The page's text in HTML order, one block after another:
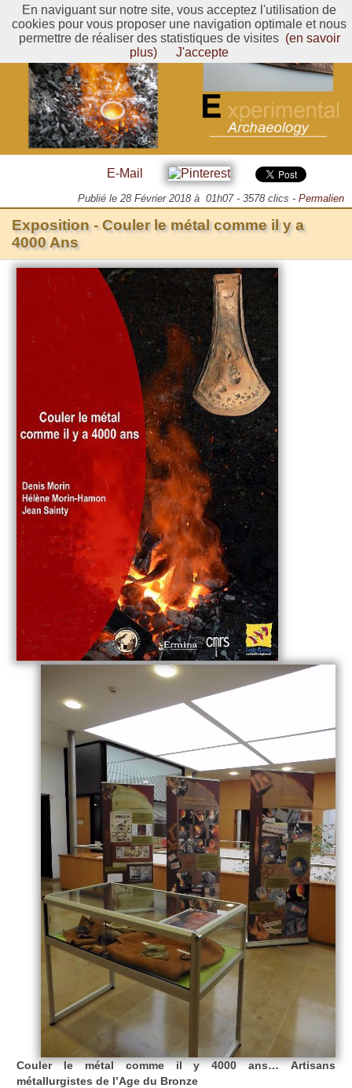
E-Mail
Publié le 28 Février 2018 à 01h07- 3578 clics - Permalien
Exposition - Couler le métal comme il y a
4000 Ans
Couler le métal comme il y 4000 ans…
Artisans
métallurgistes de l’Age du Bronze
En naviguant sur notre site, vous acceptez l'utilisation de
cookies pour vous proposer une navigation optimale et nous
permettre de réaliser des statistiques de visites (en savoir
plus)
J'accepte